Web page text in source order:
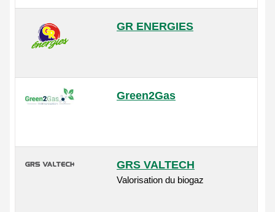
GR ENERGIES
Green2Gas
GRS VALTECH
Valorisation du biogaz